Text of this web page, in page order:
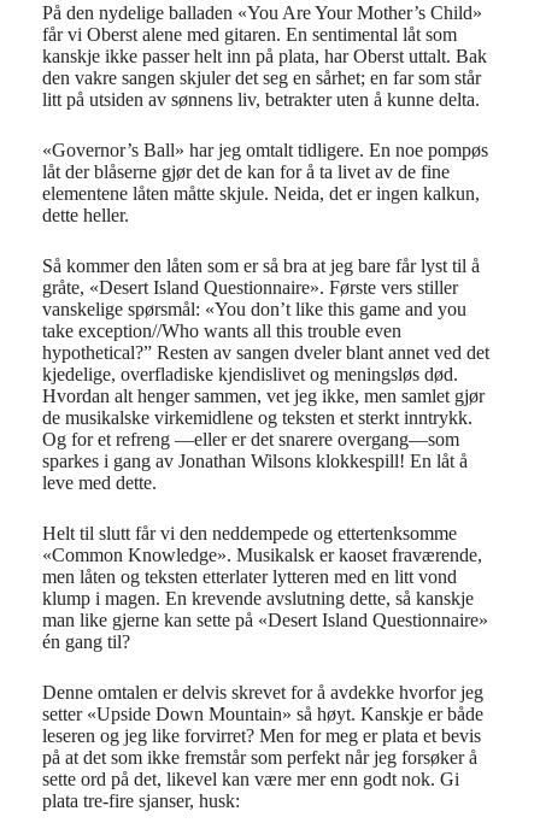
På den nydelige balladen «You Are Your Mother’s Child»
får vi Oberst alene med gitaren. En sentimental låt som
kanskje ikke passer helt inn på plata, har Oberst uttalt. Bak
den vakre sangen skjuler det seg en sårhet; en far som står
litt på utsiden av sønnens liv, betrakter uten å kunne delta.
«Governor’s Ball» har jeg omtalt tidligere. En noe pompøs
låt der blåserne gjør det de kan for å ta livet av de fine
elementene låten måtte skjule. Neida, det er ingen kalkun,
dette heller.
Så kommer den låten som er så bra at jeg bare får lyst til å
gråte, «Desert Island Questionnaire». Første vers stiller
vanskelige spørsmål: «You don’t like this game and you
take exception//Who wants all this trouble even
hypothetical?” Resten av sangen dveler blant annet ved det
kjedelige, overfladiske kjendislivet og meningsløs død.
Hvordan alt henger sammen, vet jeg ikke, men samlet gjør
de musikalske virkemidlene og teksten et sterkt inntrykk.
Og for et refreng —eller er det snarere overgang—som
sparkes i gang av Jonathan Wilsons klokkespill! En låt å
leve med dette.
Helt til slutt får vi den neddempede og ettertenksomme
«Common Knowledge». Musikalsk er kaoset fraværende,
men låten og teksten etterlater lytteren med en litt vond
klump i magen. En krevende avslutning dette, så kanskje
man like gjerne kan sette på «Desert Island Questionnaire»
én gang til?
Denne omtalen er delvis skrevet for å avdekke hvorfor jeg
setter «Upside Down Mountain» så høyt. Kanskje er både
leseren og jeg like forvirret? Men for meg er plata et bevis
på at det som ikke fremstår som perfekt når jeg forsøker å
sette ord på det, likevel kan være mer enn godt nok. Gi
plata tre-fire sjanser, husk: